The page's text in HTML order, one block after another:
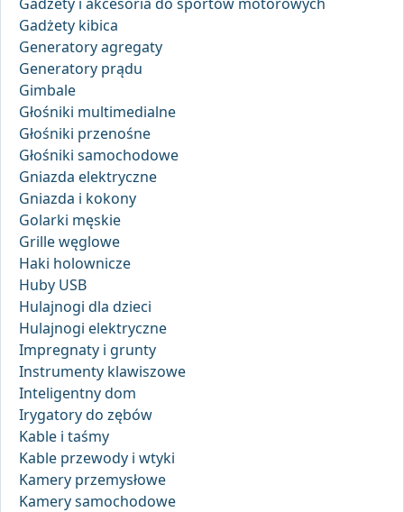
Gadżety kibica
Generatory agregaty
Generatory prądu
Gimbale
Głośniki multimedialne
Głośniki przenośne
Głośniki samochodowe
Gniazda elektryczne
Gniazda i kokony
Golarki męskie
Grille węglowe
Haki holownicze
Huby USB
Hulajnogi dla dzieci
Hulajnogi elektryczne
Impregnaty i grunty
Instrumenty klawiszowe
Inteligentny dom
Irygatory do zębów
Kable i taśmy
Kable przewody i wtyki
Kamery przemysłowe
Kamery samochodowe